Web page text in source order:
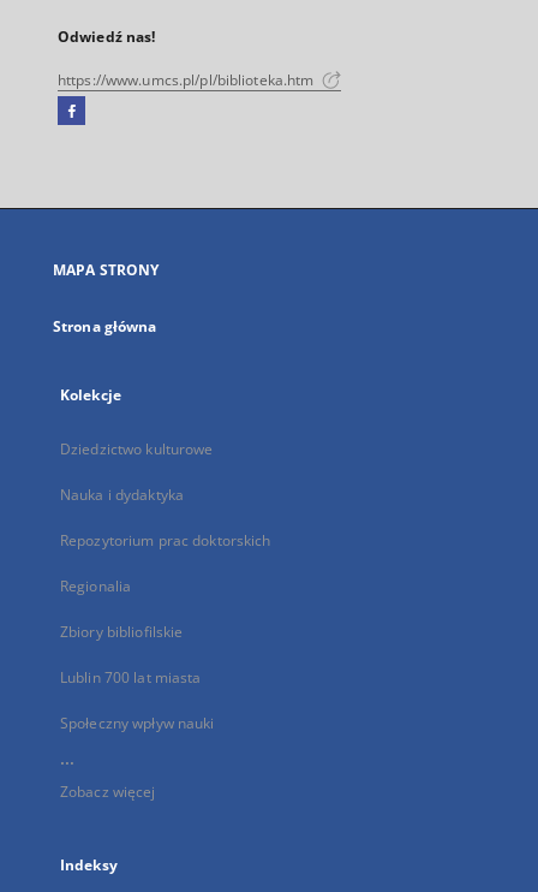
Odwiedź nas!
https://www.umcs.pl/pl/biblioteka.htm
Facebook
się
karcie
MAPA STRONY
Strona główna
Kolekcje
Dziedzictwo kulturowe
Nauka i dydaktyka
Repozytorium prac doktorskich
Regionalia
Zbiory bibliofilskie
Lublin 700 lat miasta
Społeczny wpływ nauki
...
Zobacz więcej
Indeksy